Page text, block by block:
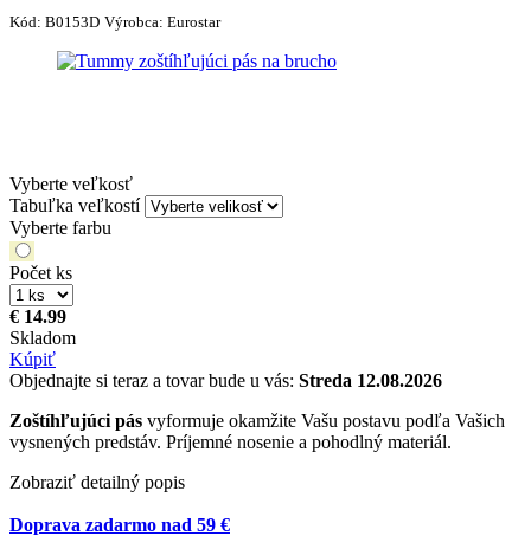
Kód: B0153D Výrobca: Eurostar
Vyberte veľkosť
Tabuľka veľkostí
Vyberte farbu
Počet ks
€ 14.99
Skladom
Kúpiť
Objednajte si teraz a tovar bude u vás: Streda 12.08.2026
Zoštíhľujúci pás vyformuje okamžite Vašu postavu podľa Vašich
vysnených predstáv. Príjemné nosenie a pohodlný materiál.
Zobraziť detailný popis
Doprava zadarmo nad 59 €